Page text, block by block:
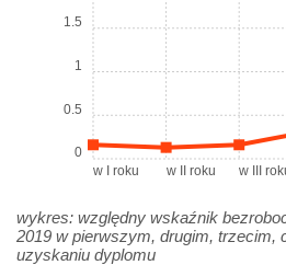
w I roku w II roku w III
0
0.5
1
1.5
wykres: względny wskaźnik
2019 w pierwszym, drugim, trzecim,
uzyskaniu dyplomu